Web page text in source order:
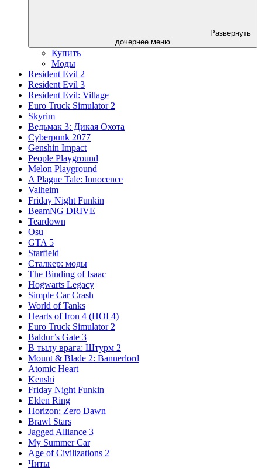
Развернуть
дочернее меню
Купить
Моды
Resident Evil 2
Resident Evil 3
Resident Evil: Village
Euro Truck Simulator 2
Skyrim
Ведьмак 3: Дикая Охота
Cyberpunk 2077
Genshin Impact
People Playground
Melon Playground
A Plague Tale: Innocence
Valheim
Friday Night Funkin
BeamNG DRIVE
Teardown
Osu
GTA 5
Starfield
Сталкер: моды
The Binding of Isaac
Hogwarts Legacy
Simple Car Crash
World of Tanks
Hearts of Iron 4 (HOI 4)
Euro Truck Simulator 2
Baldur’s Gate 3
В тылу врага: Штурм 2
Mount & Blade 2: Bannerlord
Atomic Heart
Kenshi
Friday Night Funkin
Elden Ring
Horizon: Zero Dawn
Brawl Stars
Jagged Alliance 3
My Summer Car
Age of Civilizations 2
Читы